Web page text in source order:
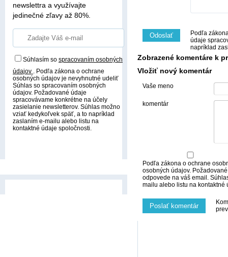
Odoslať
Podľa
údaje
napríklad
Zobrazené komentáre k
Vložiť nový komentár
Vaše meno
komentár
Podľa zákona o ochrane
osobných údajov.
odpovede na váš email.
mailu alebo listu na kontaktné
Poslať komentár
newslettra a využívajte
jedinečné zľavy až 80%.
Súhlasím so spracovaním osobných
údajov . Podľa zákona o ochrane
osobných údajov je nevyhnutné udeliť
Súhlas so spracovaním osobných
údajov. Požadované údaje
spracovávame konkrétne na účely
zasielanie newsletterov. Súhlas možno
vziať kedykoľvek späť, a to napríklad
zaslaním e-mailu alebo listu na
kontaktné údaje spoločnosti.